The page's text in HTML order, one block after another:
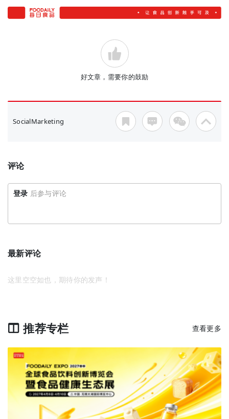
好文章，需要你的鼓励
SocialMarketing
评论
登录 后参与评论
最新评论
这里空空如也，期待你的发声！
推荐专栏 查看更多